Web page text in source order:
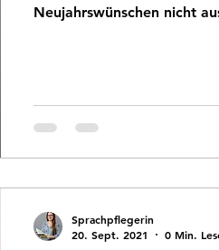
Neujahrswünschen nicht
Sprachpflegerin
20. Sept. 2021
0 Min.